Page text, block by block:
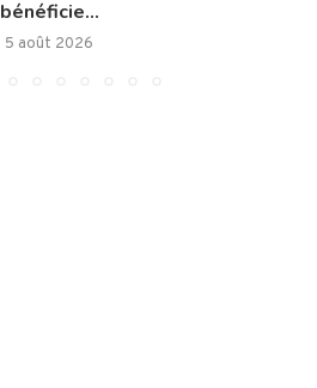
bénéficie...
5 août 2026